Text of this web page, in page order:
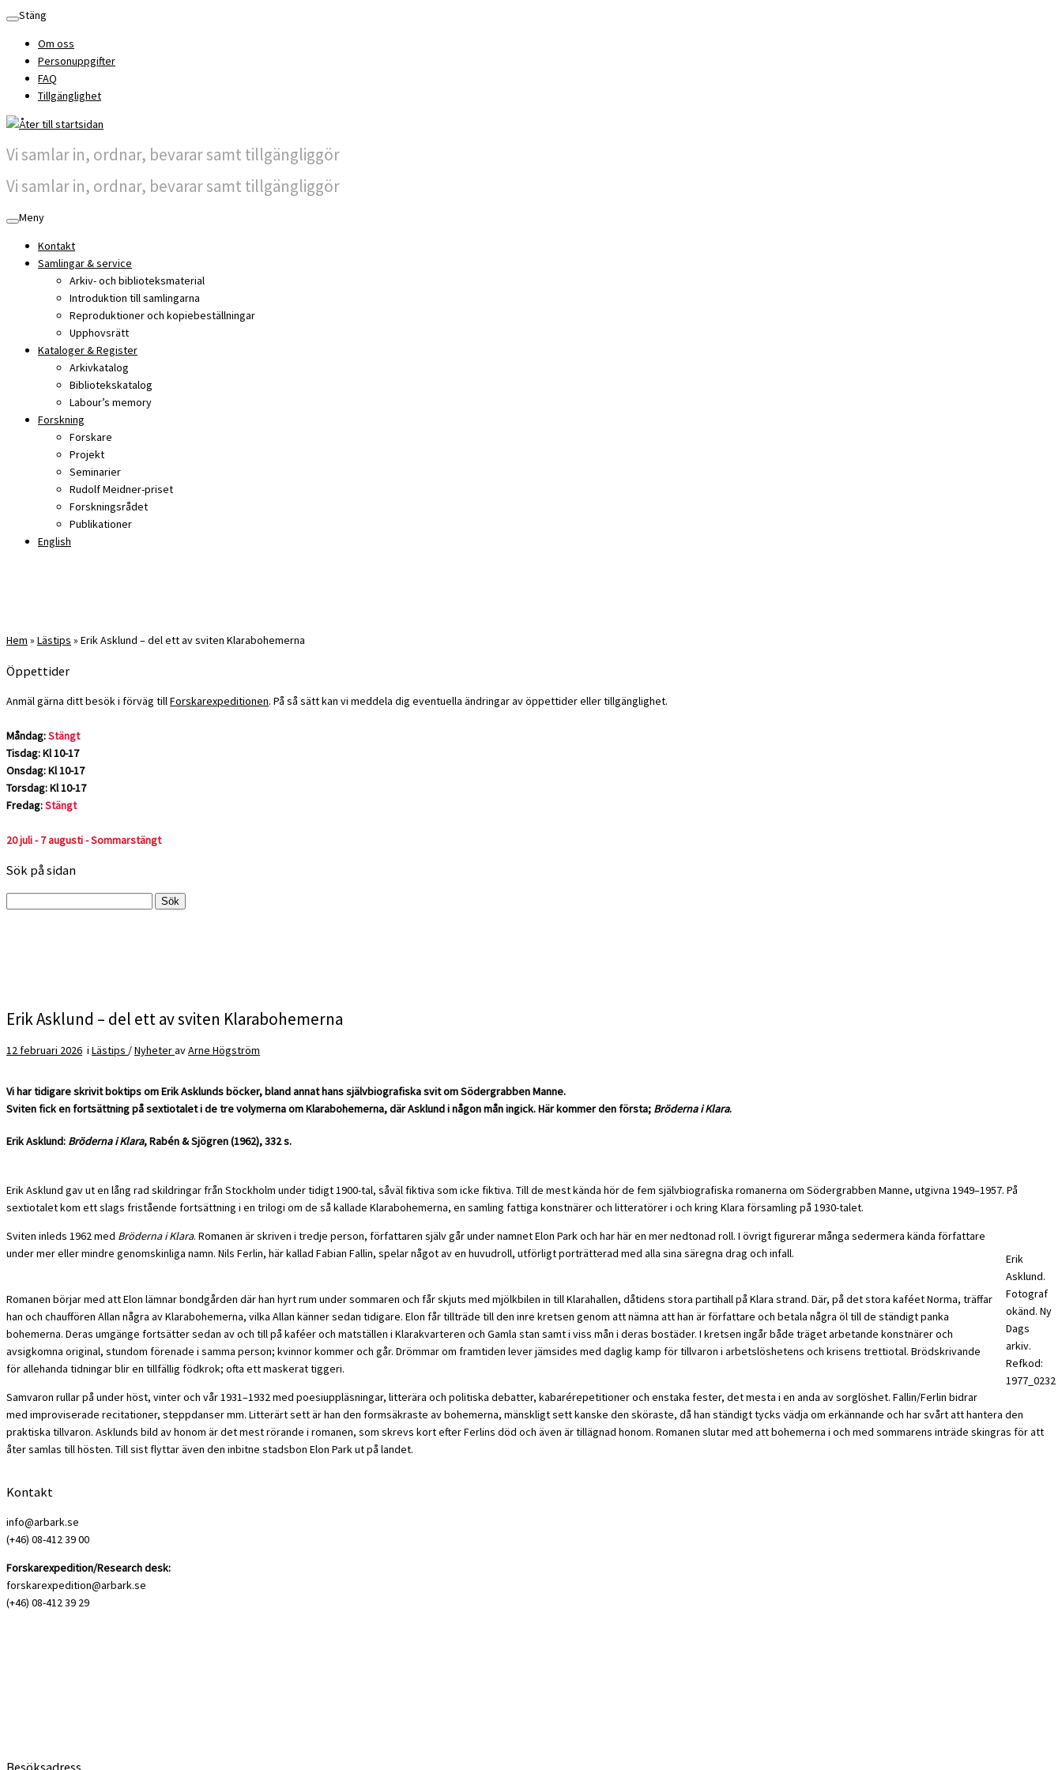
Skip
content
Stäng
Om oss
Personuppgifter
FAQ
Tillgänglighet
Vi samlar in, ordnar, bevarar samt tillgängliggör
Vi samlar in, ordnar, bevarar samt tillgängliggör
Meny
Kontakt
Samlingar & service
Arkiv- och biblioteksmaterial
Introduktion till samlingarna
Reproduktioner och kopiebeställningar
Upphovsrätt
Kataloger & Register
Arkivkatalog
Bibliotekskatalog
Labour’s memory
Forskning
Forskare
Projekt
Seminarier
Rudolf Meidner-priset
Forskningsrådet
Publikationer
English
Hem » Lästips » Erik Asklund – del ett av sviten Klarabohemerna
Öppettider
Anmäl gärna ditt besök i förväg tillForskarexpeditionen. På så sätt kan vi meddela dig eventuella ändringar av öppettider eller tillgänglighet.
Måndag:Stängt
Tisdag: Kl 10-17
Onsdag: Kl 10-17
Torsdag: Kl 10-17
Fredag:Stängt
20 juli - 7 augusti - Sommarstängt
Sök på sidan
Erik Asklund – del ett av sviten Klarabohemerna
12 februari 2026 i Lästips /NyheteravArne Högström
Vi har tidigare skrivit boktips om Erik Asklunds böcker, bland annat hans självbiografiska svit om Södergrabben Manne.
Sviten fick en fortsättning på sextiotalet i de tre volymerna om Klarabohemerna, där Asklund i någon mån ingick. Här kommer den första; Bröderna i Klara.
Erik Asklund: Bröderna i Klara, Rabén & Sjögren (1962), 332 s.
Erik Asklund gav ut en lång rad skildringar från Stockholm under tidigt 1900-tal, såväl fiktiva som icke fiktiva. Till de mest kända hör de fem självbiografiska romanerna om Södergrabben Manne, utgivna 1949–1957. På
sextiotalet kom ett slags fristående fortsättning i en trilogi om de så kallade Klarabohemerna, en samling fattiga konstnärer och litteratörer i och kring Klara församling på 1930-talet.
Erik
Asklund.
Fotograf
okänd. Ny
Dags
arkiv.
Refkod:
1977_0232
Sviten inleds 1962 med Bröderna i Klara. Romanen är skriven i tredje person, författaren själv går under namnet Elon Park och har här en mer nedtonad roll. I övrigt figurerar många sedermera kända författare
under mer eller mindre genomskinliga namn. Nils Ferlin, här kallad Fabian Fallin, spelar något av en huvudroll, utförligt porträtterad med alla sina säregna drag och infall.
Romanen börjar med att Elon lämnar bondgården där han hyrt rum under sommaren och får skjuts med mjölkbilen in till Klarahallen, dåtidens stora partihall på Klara strand. Där, på det stora kaféet Norma, träffar
han och chauffören Allan några av Klarabohemerna, vilka Allan känner sedan tidigare. Elon får tillträde till den inre kretsen genom att nämna att han är författare och betala några öl till de ständigt panka
bohemerna. Deras umgänge fortsätter sedan av och till på kaféer och matställen i Klarakvarteren och Gamla stan samt i viss mån i deras bostäder. I kretsen ingår både träget arbetande konstnärer och
avsigkomna original, stundom förenade i samma person; kvinnor kommer och går. Drömmar om framtiden lever jämsides med daglig kamp för tillvaron i arbetslöshetens och krisens trettiotal. Brödskrivande
för allehanda tidningar blir en tillfällig födkrok; ofta ett maskerat tiggeri.
Samvaron rullar på under höst, vinter och vår 1931–1932 med poesiuppläsningar, litterära och politiska debatter, kabarérepetitioner och enstaka fester, det mesta i en anda av sorglöshet. Fallin/Ferlin bidrar
med improviserade recitationer, steppdanser mm. Litterärt sett är han den formsäkraste av bohemerna, mänskligt sett kanske den sköraste, då han ständigt tycks vädja om erkännande och har svårt att hantera den
praktiska tillvaron. Asklunds bild av honom är det mest rörande i romanen, som skrevs kort efter Ferlins död och även är tillägnad honom. Romanen slutar med att bohemerna i och med sommarens inträde skingras för att
åter samlas till hösten. Till sist flyttar även den inbitne stadsbon Elon Park ut på landet.
Kontakt
info@arbark.se
(+46) 08-412 39 00
Forskarexpedition/Research desk:
forskarexpedition@arbark.se
(+46) 08-412 39 29